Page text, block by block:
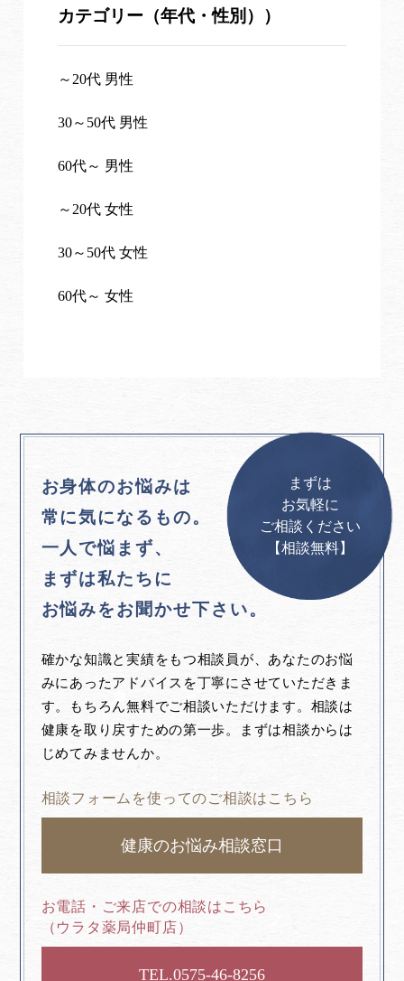
カテゴリー（年代・性別））
～20代 男性
30～50代 男性
60代～ 男性
～20代 女性
30～50代 女性
60代～ 女性
お身体のお悩みは
常に気になるもの。
一人で悩まず、
まずは私たちに
お悩みをお聞かせ下さい。
確かな知識と実績をもつ相談員が、あなたのお悩
みにあったアドバイスを丁寧にさせていただきま
す。もちろん無料でご相談いただけます。相談は
健康を取り戻すための第一歩。まずは相談からは
じめてみませんか。
相談フォームを使ってのご相談はこちら
健康のお悩み相談窓口
お電話・ご来店での相談はこちら
（ウラタ薬局仲町店）
0575-46-8256
まずは
お気軽に
ご相談ください
【相談無料】